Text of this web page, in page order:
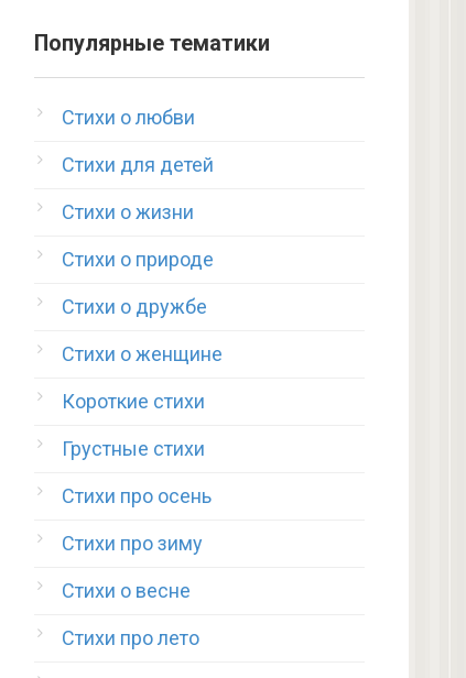
Популярные тематики
Стихи о любви
Стихи для детей
Стихи о жизни
Стихи о природе
Стихи о дружбе
Стихи о женщине
Короткие стихи
Грустные стихи
Стихи про осень
Стихи про зиму
Стихи о весне
Стихи про лето